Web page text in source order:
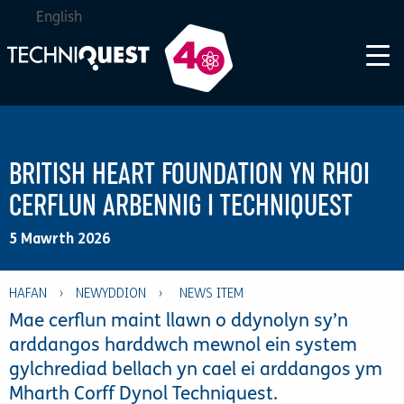
BRITISH HEART FOUNDATION YN RHOI
CERFLUN ARBENNIG I TECHNIQUEST
5 Mawrth 2026
English
HAFAN › NEWYDDION ›
Mae cerflun maint llawn o ddynolyn sy’n
arddangos harddwch mewnol ein system
gylchrediad bellach yn cael ei arddangos ym
Mharth Corff Dynol Techniquest.